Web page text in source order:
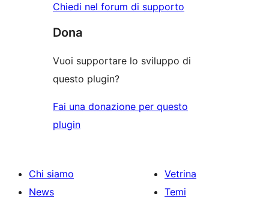
Chiedi nel forum di supporto
Dona
Vuoi supportare lo sviluppo di
questo plugin?
Fai una donazione per questo
plugin
Chi siamo
News
Vetrina
Temi